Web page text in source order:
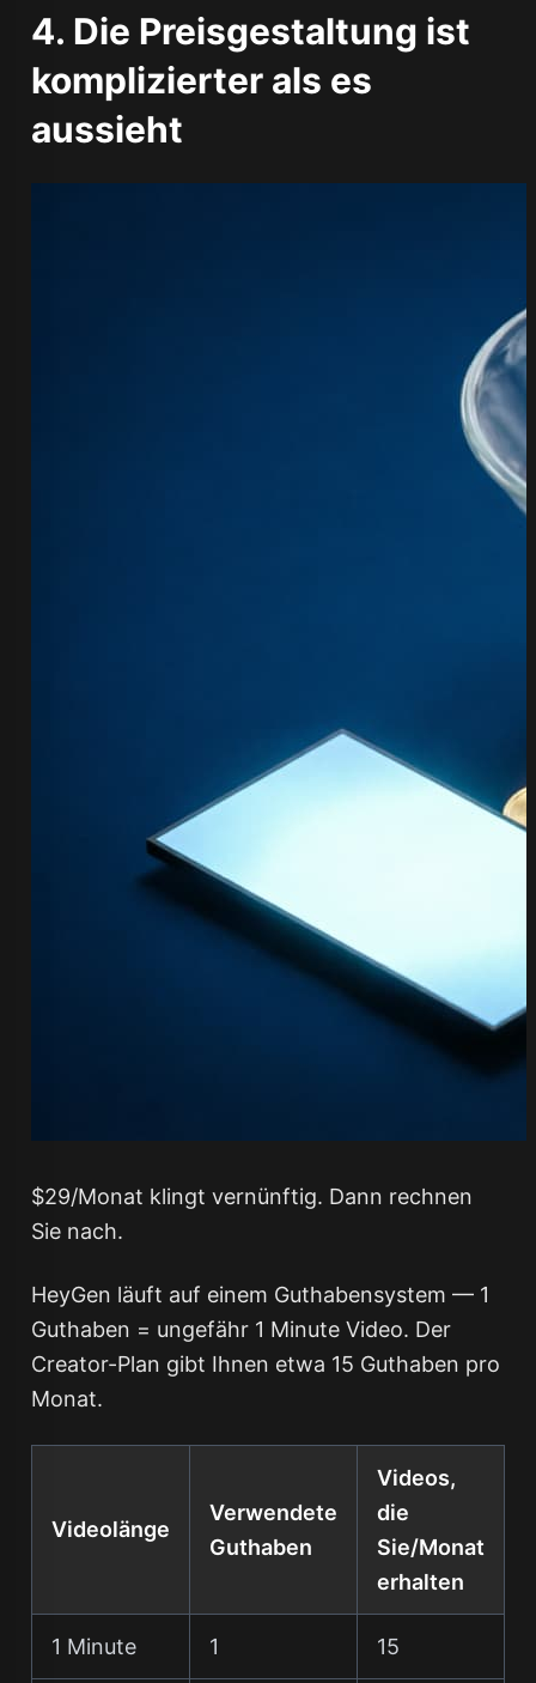
4. Die Preisgestaltung ist
komplizierter als es
aussieht
$29/Monat klingt vernünftig. Dann rechnen
Sie nach.
HeyGen läuft auf einem Guthabensystem — 1
Guthaben = ungefähr 1 Minute Video. Der
Creator-Plan gibt Ihnen etwa 15 Guthaben pro
Monat.
Videolänge
Verwendete
Guthaben
Videos,
die
Sie/Monat
erhalten
1 Minute 1 15